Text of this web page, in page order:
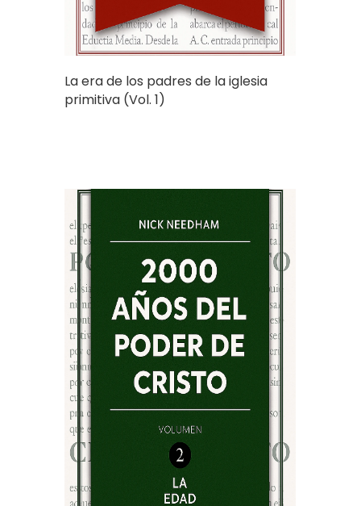
La era de los padres de la iglesia
primitiva (Vol. 1)